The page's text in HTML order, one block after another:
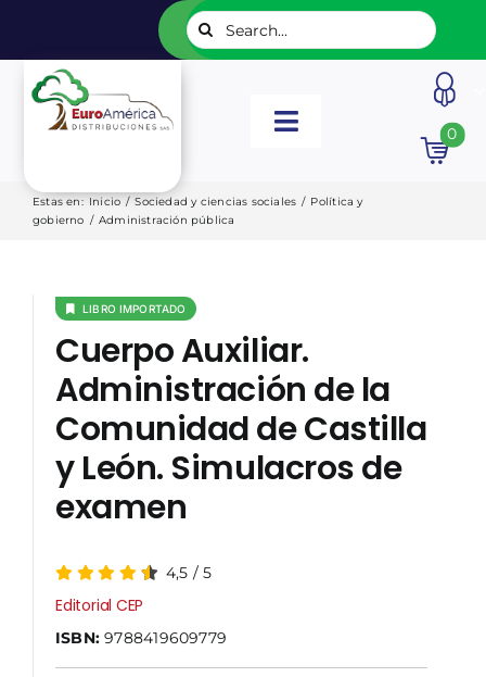
contenido
Buscar:
Toggle
INICIO
EDITORIALES
CATÁLOGOS
LISTADOS
0
Estas en: Inicio / Sociedad y ciencias sociales / Política y
gobierno / Administración pública
LIBRO IMPORTADO
Cuerpo Auxiliar.
Administración de la
Comunidad de Castilla
y León. Simulacros de
examen
4,5 /5
Editorial CEP
ISBN:9788419609779